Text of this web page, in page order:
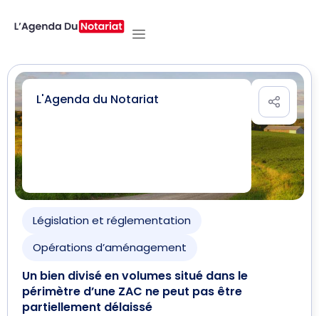
L'Agenda du Notariat
Législation et réglementation
Opérations d’aménagement
Un bien divisé en volumes situé dans le
périmètre d’une ZAC ne peut pas être
partiellement délaissé